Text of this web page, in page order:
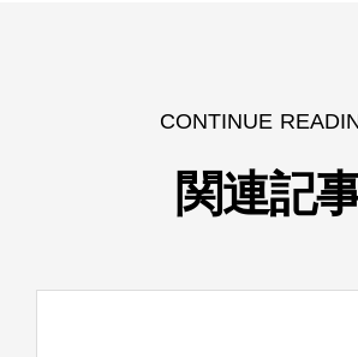
CONTINUE
関連記